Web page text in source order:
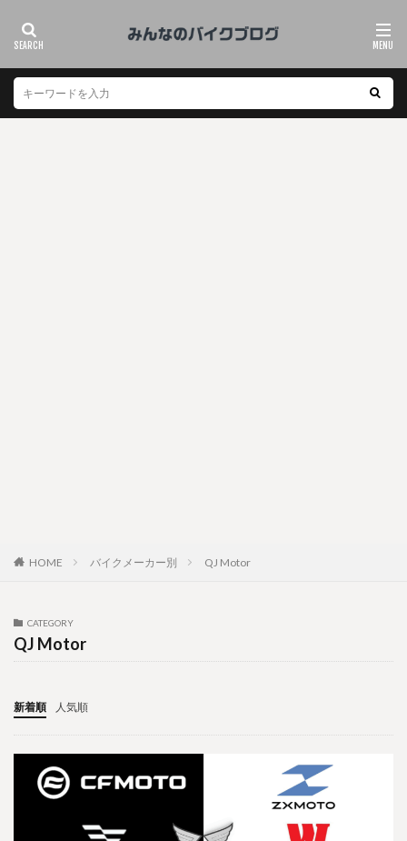
HOME バイクメーカー別 QJ Motor
CATEGORY
QJ Motor
新着順 人気順